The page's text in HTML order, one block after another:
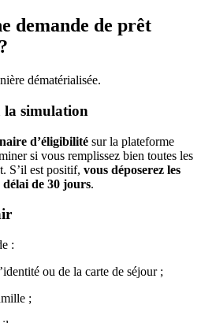
demande de prêt
dématérialisée.
la simulation
d’éligibilité sur la plateforme
si vous remplissez bien toutes les
S’il est positif, vous déposerez les
de 30 jours.
:
ou de la carte de séjour ;
;